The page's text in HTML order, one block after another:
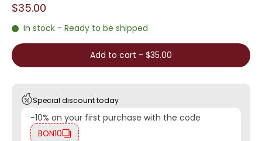
$35.00
In stock - Ready to be shipped
Add to cart - $35.00
Special discount today
-10% on your first purchase with the code
BON10